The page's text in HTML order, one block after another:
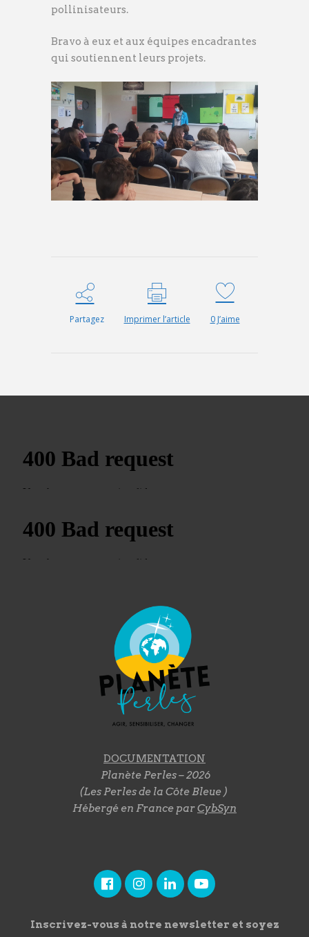
pollinisateurs.
Bravo à eux et aux équipes encadrantes
qui soutiennent leurs projets.
Partagez Imprimer l’article 0J’aime
DOCUMENTATION
Planète Perles – 2026
(Les Perles de la Côte Bleue )
Hébergé en France parCybSyn
Inscrivez-vous à notre newsletter et soyez